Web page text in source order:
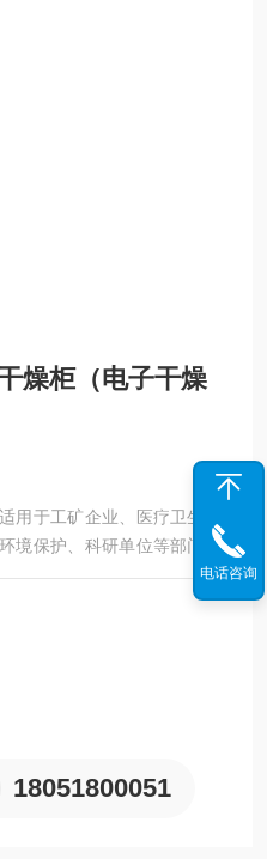
燥柜（电子干燥
用于工矿企业、医疗卫生、医
境保护、科研单位等部门对物
用,
18051800051
电话咨询